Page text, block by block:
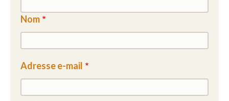
Nom
Adresse e-mail